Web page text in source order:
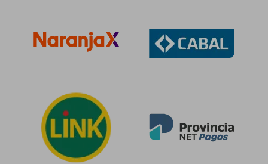
dcto. $ 45.968
50%
dcto.